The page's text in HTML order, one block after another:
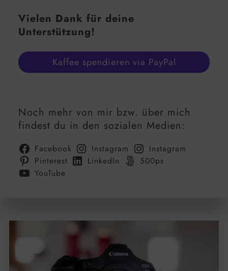
Vielen Dank für deine
Unterstützung!
Kaffee spendieren via PayPal
Noch mehr von mir bzw. über mich
findest du in den sozialen Medien:
Facebook Instagram
Instagram
Pinterest
LinkedIn
500px
YouTube